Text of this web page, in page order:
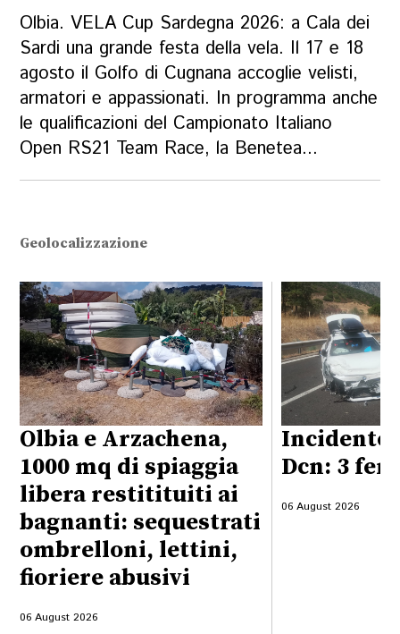
Olbia. VELA Cup Sardegna 2026: a Cala dei
Sardi una grande festa della vela. Il 17 e 18
agosto il Golfo di Cugnana accoglie velisti,
armatori e appassionati. In programma anche
le qualificazioni del Campionato Italiano
Open RS21 Team Race, la Benetea...
Geolocalizzazione
Olbia e Arzachena,
1000 mq di spiaggia
libera restitituiti ai
bagnanti: sequestrati
ombrelloni, lettini,
fioriere abusivi
06 August 2026
Incidente
Dcn: 3
06 August 2026